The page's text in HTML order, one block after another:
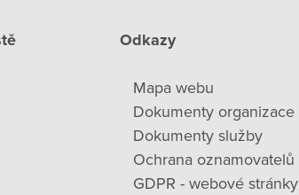
Odkazy
Mapa webu
Dokumenty organizace
Dokumenty služby
Ochrana oznamovatelů
GDPR - webové stránky